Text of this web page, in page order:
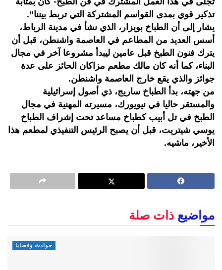
تذكير قوي بمدى القواسم المشتركة التي تربط بيننا”.
يشار إلى أن الطباخ بويزار، الذي نشأ في مدينة الرباط،
أسس العديد من المطاعم في العاصمة واشنطن، قبل أن
يترك فنون الطبخ قبل عامين ليبدأ مشروعا آخر في مجال
البناء، كما أنه كان مالك مطعم مزاكان الحائز على عدة
جوائز والذي يقع خارج العاصمة واشنطن.
من جهته، بدأ الطباخ ساريج، ذي أصول إسرائيلية
والمستقر حاليا في نيويورك، مسيرته المهنية في مجال
الطبخ في تل أبيب كطباخ مساعد تحت إشراف الطباخ
يوسي شيتريت، قبل أن يصبح الرئيس التنفيذي لمطعم هذا
الأخير، ماشيه.
مواضيع ذات صلة
حوادث وقضايا